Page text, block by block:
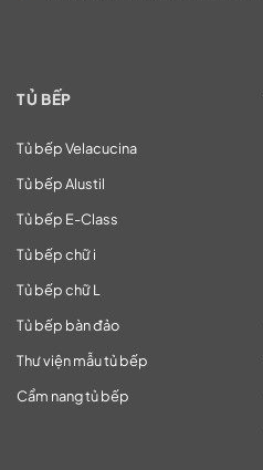
TỦ BẾP
Tủ bếp Velacucina
Tủ bếp Alustil
Tủ bếp E-Class
Tủ bếp chữ i
Tủ bếp chữ L
Tủ bếp bàn đảo
Thư viện mẫu tủ bếp
Cẩm nang tủ bếp